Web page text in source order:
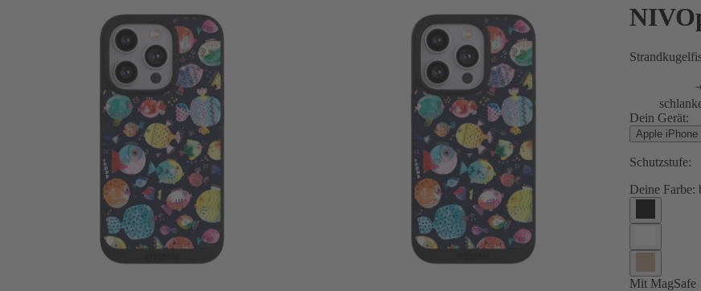
Dein Gerät:
Apple iPhone
Schutzstufe:
Deine Farbe:
Mit MagSafe